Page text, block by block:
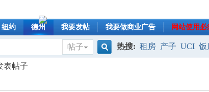
纽约 德州 我要发帖 我要做商业广告 网站使用
帖子
热搜: 租房 产子 UCI 饭
表帖子